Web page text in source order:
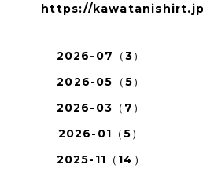
https://
2026-07（3）
2026-05（5）
2026-03（7）
2026-01（5）
2025-11（14）